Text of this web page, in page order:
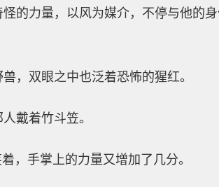
的力量，以风为媒介，不停与他的
，双眼之中也泛着恐怖的猩红。
戴着竹斗笠。
，手掌上的力量又增加了几分。